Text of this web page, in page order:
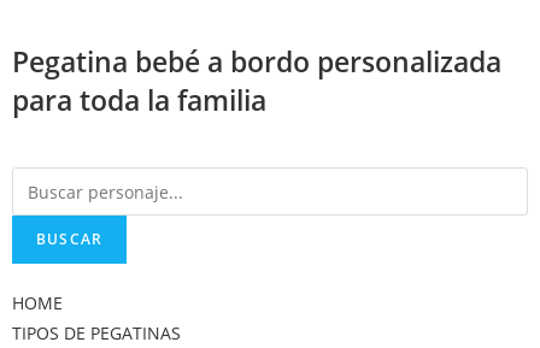
contenido
Pegatina bebé a bordo personalizada
para toda la familia
BUSCAR
HOME
TIPOS DE PEGATINAS